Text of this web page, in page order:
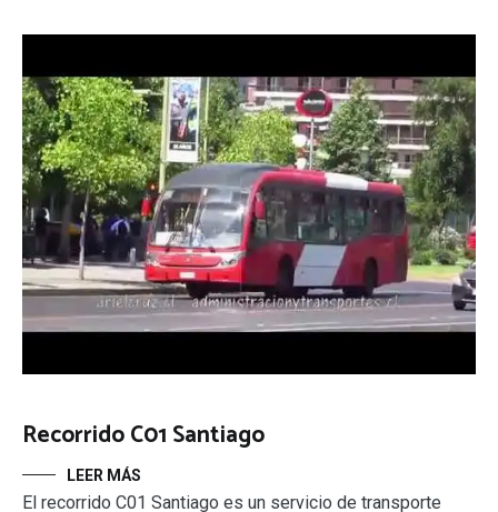
Recorrido C01 Santiago
LEER MÁS
El recorrido C01 Santiago es un servicio de transporte